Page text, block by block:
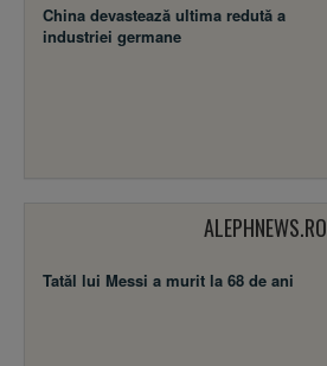
China devastează ultima redută a
industriei germane
ALEPHNEWS.RO
Tatăl lui Messi a murit la 68 de ani